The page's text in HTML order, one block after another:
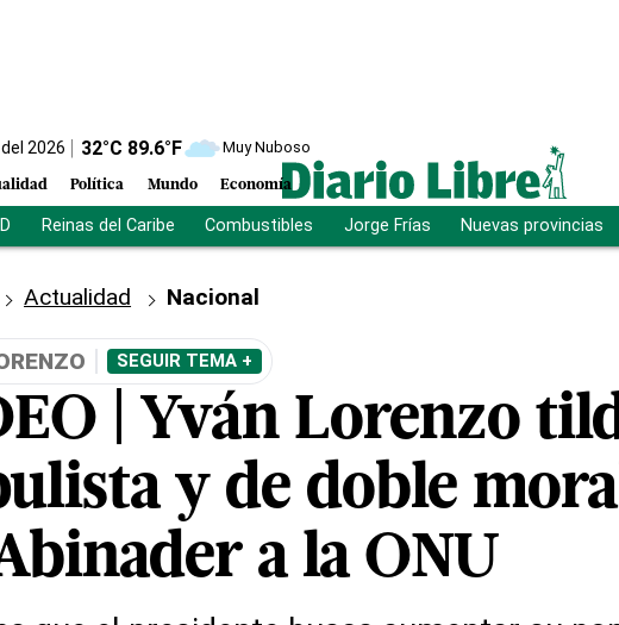
2026 32°C 89.6°F Muy Nuboso
Política Mundo Economía
Reinas del Caribe Combustibles Jorge Frías Nuevas provincias
Actualidad Nacional
SEGUIR TEMA +
| Yván Lorenzo
y de doble
a la ONU